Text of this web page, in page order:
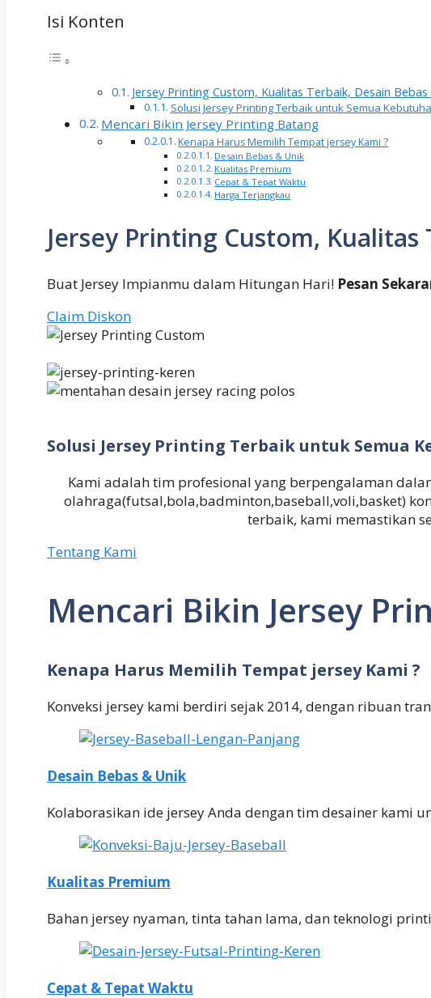
Isi Konten
Jersey Printing Custom, Kualitas Terbaik, Desain Bebas
Solusi Jersey Printing Terbaik untuk Semua
Mencari Bikin Jersey Printing Batang
Kenapa Harus Memilih Tempat jersey Kami ?
Desain Bebas & Unik
Kualitas Premium
Cepat & Tepat Waktu
Harga Terjangkau
Jersey Printing Custom, Kualitas
Buat Jersey Impianmu dalam Hitungan Hari! Pesan
Claim Diskon
Solusi Jersey Printing Terbaik untuk Semua
Kami adalah tim profesional yang berpengalaman
olahraga(futsal,bola,badminton,baseball,voli,basket)
terbaik, kami memastikan
Tentang Kami
Mencari Bikin Jersey
Kenapa Harus Memilih Tempat jersey Kami ?
Konveksi jersey kami berdiri sejak 2014, dengan ribuan
Desain Bebas & Unik
Kolaborasikan ide jersey Anda dengan tim desainer kami
Kualitas Premium
Bahan jersey nyaman, tinta tahan lama, dan teknologi
Cepat & Tepat Waktu